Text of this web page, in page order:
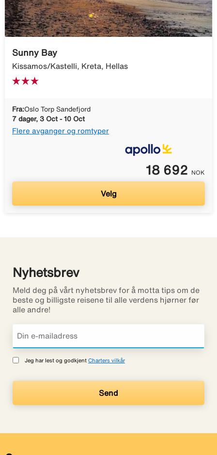
Sunny Bay
Kissamos/Kastelli, Kreta, Hellas
Fra:Oslo Torp Sandefjord
7 dager, 3 Oct - 10 Oct
Flere avganger og romtyper
18 692 NOK
Velg
Nyhetsbrev
Meld deg på vårt nyhetsbrev for å motta tips om de
beste og billigste reisene til alle verdens hjørner før
alle andre!
Jeg har lest og godkjent Charters vilkår